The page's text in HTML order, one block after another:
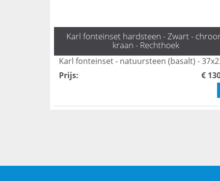
Karl fonteinset hardsteen - Zwart -
kraan - Rechthoek
Prijs: €